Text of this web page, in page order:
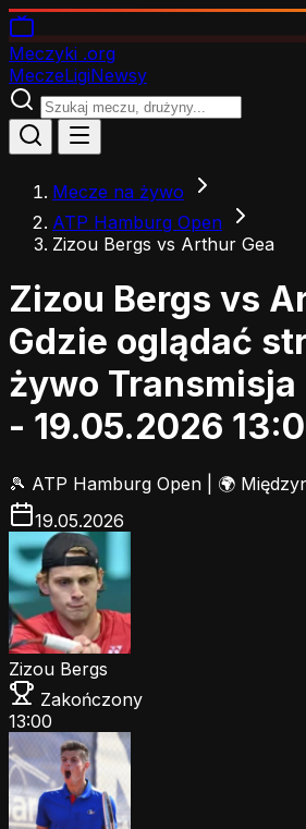
Meczyki .org
MeczeLigiNewsy
Mecze na żywo
ATP Hamburg Open
Zizou Bergs vs Arthur Gea
Zizou Bergs vs
Gdzie oglądać
żywo Transmisja
- 19.05.2026
🎾 ATP Hamburg Open
🌍
19.05.2026
Zizou Bergs
Zakończony
13:00